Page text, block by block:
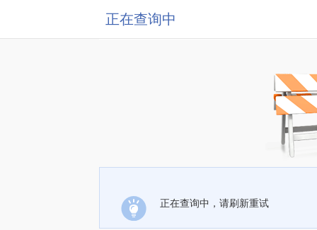
正在查询中
正在查询中，请刷新重试